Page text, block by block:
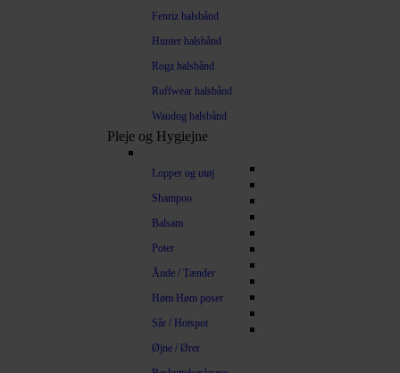
Fenriz halsbånd
Hunter halsbånd
Rogz halsbånd
Ruffwear halsbånd
Waudog halsbånd
Pleje og Hygiejne
Lopper og utøj
Shampoo
Balsam
Poter
Ånde / Tænder
Høm Høm poser
Sår / Hotspot
Øjne / Ører